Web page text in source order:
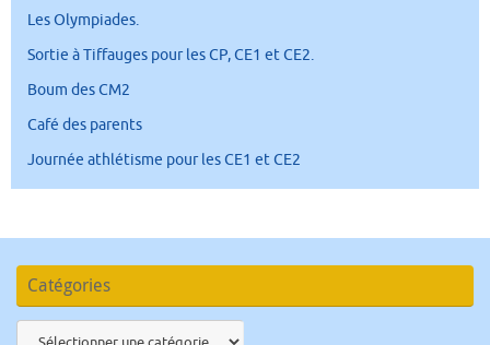
Les Olympiades.
Sortie à Tiffauges pour les CP, CE1 et CE2.
Boum des CM2
Café des parents
Journée athlétisme pour les CE1 et CE2
Catégories